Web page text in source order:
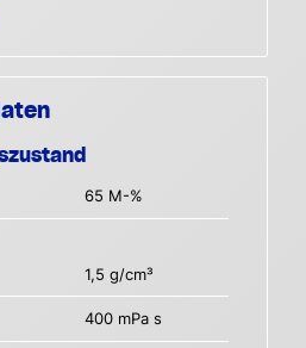
65 M-%
1,5 g/cm³
400 mPa s